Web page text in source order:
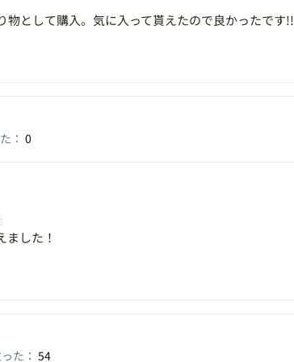
物として購入。気に入って貰えたので良かったです!!
： 0
ました！
た： 54